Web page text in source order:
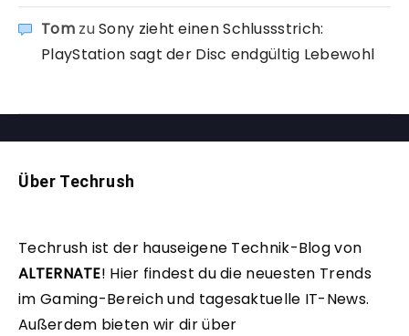
TomzuSony zieht einen Schlussstrich:
PlayStation sagt der Disc endgültig Lebewohl
Über Techrush
Techrush ist der hauseigene Technik-Blog von
ALTERNATE! Hier findest du die neuesten Trends
im Gaming-Bereich und tagesaktuelle IT-News.
Außerdem bieten wir dir über